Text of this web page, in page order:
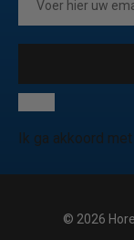
Ik ga akkoord
© 2026